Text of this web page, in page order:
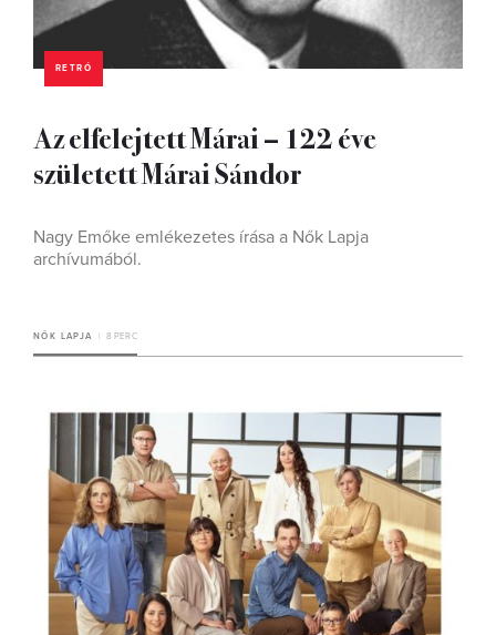
RETRÓ
Az elfelejtett Márai – 122 éve
született Márai Sándor
Nagy Emőke emlékezetes írása a Nők Lapja
archívumából.
NŐK LAPJA 8 PERC